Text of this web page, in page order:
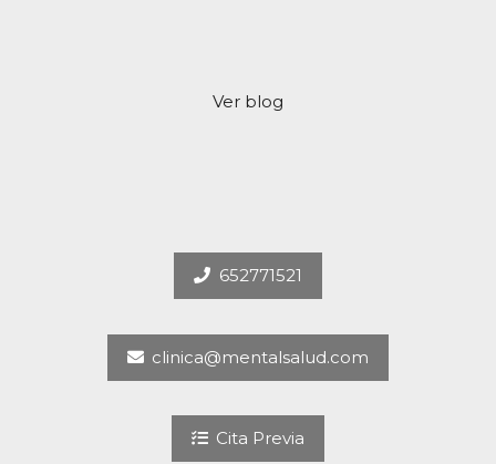
Ver blog
652771521
clinica@mentalsalud.com
Cita Previa